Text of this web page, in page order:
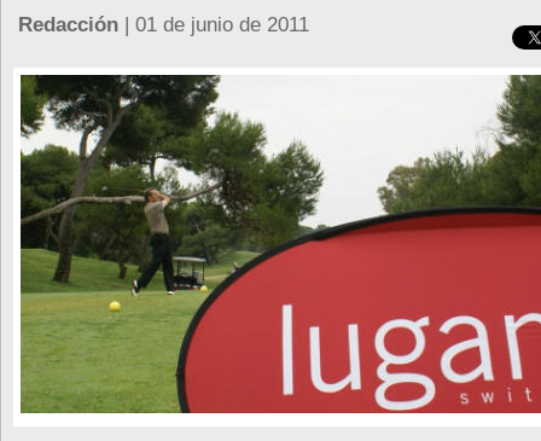
Redacción | 01 de junio de 2011